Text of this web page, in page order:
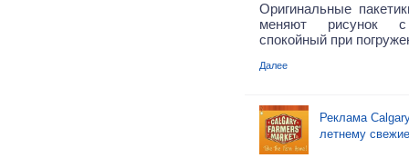
Оригинальные
меняют рисунок с
спокойный при
Далее
Реклама
летнему